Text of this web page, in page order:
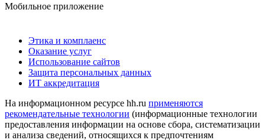
Мобильное приложение
Этика и комплаенс
Оказание услуг
Использование сайтов
Защита персональных данных
ИТ аккредитация
На информационном ресурсе hh.ru применяются
рекомендательные технологии (информационные технологии
предоставления информации на основе сбора, систематизации
и анализа сведений, относящихся к предпочтениям